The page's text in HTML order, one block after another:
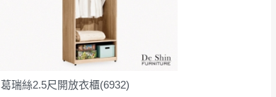
葛瑞絲2.5尺開放衣櫃(6932)